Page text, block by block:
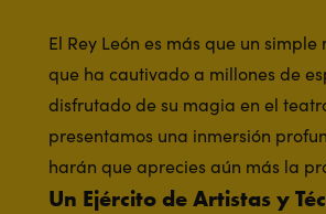
El Rey León es más que un simple
que ha cautivado a millones de
disfrutado de su magia en el
presentamos una inmersión
harán que aprecies aún más la
Un Ejército de Artistas y